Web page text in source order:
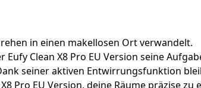
in einen makellosen Ort verwandelt.
Clean X8 Pro EU Version seine
seiner aktiven Entwirrungsfunktion
Pro EU Version, deine Räume präzise